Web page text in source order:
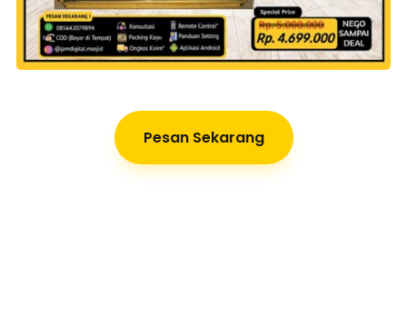
Pesan Sekarang